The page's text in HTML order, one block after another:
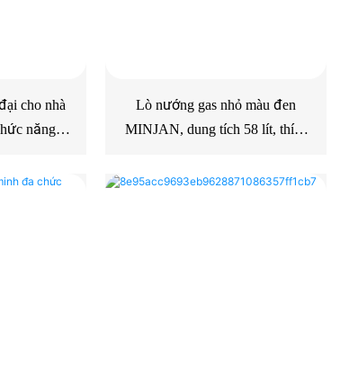
cho nhà
năng
Lò nướng gas nhỏ màu đen
MINJAN, dung tích 58 lít, thích